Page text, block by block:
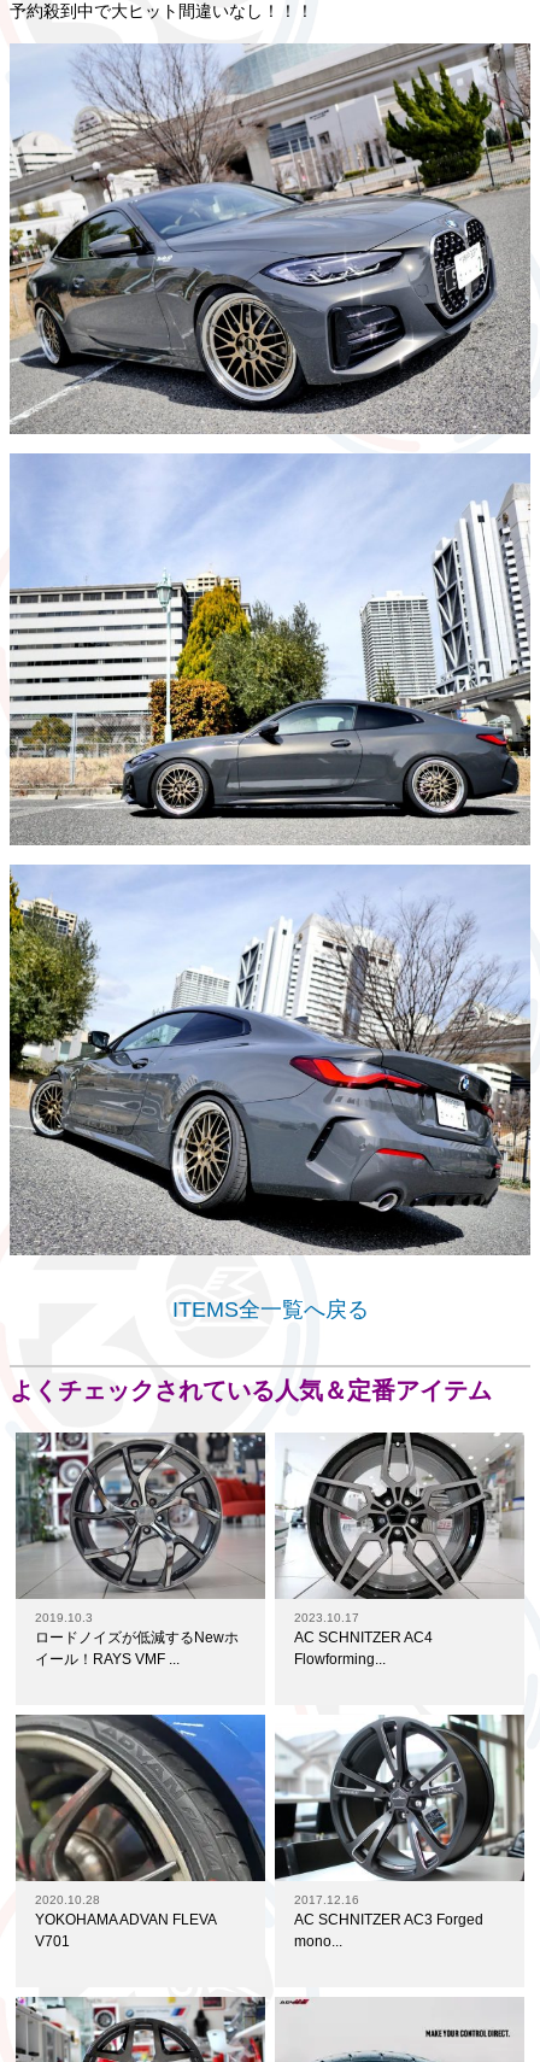
予約殺到中で大ヒット間違いなし！！！
ITEMS全一覧へ戻る
よくチェックされている人気＆定番アイテム
2019.10.3
ロードノイズが低減するNewホ
イール！RAYS VMF ...
2023.10.17
AC SCHNITZER AC4
Flowforming...
2020.10.28
YOKOHAMA ADVAN FLEVA
V701
2017.12.16
AC SCHNITZER AC3 Forged
mono...